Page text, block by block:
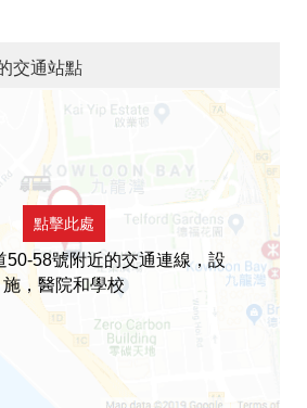
交通站點
點擊此處
50-58號附近的交通連線，設
施，醫院和學校